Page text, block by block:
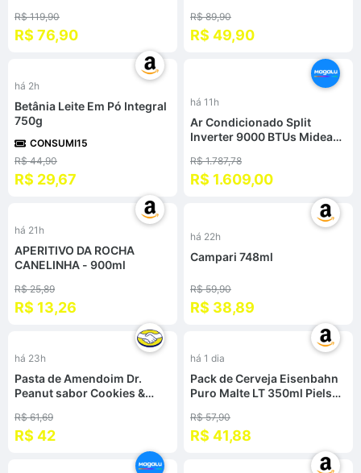
R$ 119,90
R$ 76,90
R$ 89,90
R$ 49,90
há 2h
Betânia Leite Em Pó Integral
750g
CONSUMI15
R$ 44,90
R$ 29,67
-10
há 11h
Ar Condicionado Split
Inverter 9000 BTUs Midea
42EBVCA09M5 - 220V
R$ 1.787,78
R$ 1.609,00
há 21h
APERITIVO DA ROCHA
CANELINHA - 900ml
R$ 25,89
R$ 13,26
-36
há 22h
Campari 748ml
R$ 59,90
R$ 38,89
há 23h
Pasta de Amendoim Dr.
Peanut sabor Cookies &
R$ 61,69
R$ 42
-28 há 1 dia
Pack de Cerveja Eisenbahn
Puro Malte LT 350ml Pielsen
R$ 57,90
R$ 41,88